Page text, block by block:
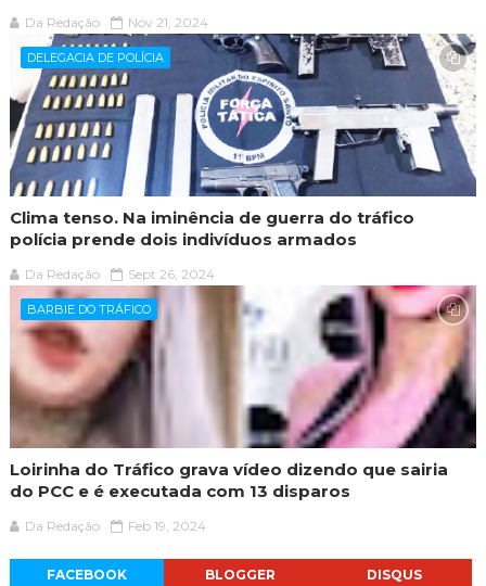
Da Redação Nov 21, 2024
DELEGACIA DE POLÍCIA
Clima tenso. Na iminência de guerra do tráfico
polícia prende dois indivíduos armados
Da Redação Sept 26, 2024
BARBIE DO TRÁFICO
Loirinha do Tráfico grava vídeo dizendo que sairia
do PCC e é executada com 13 disparos
Da Redação Feb 19, 2024
FACEBOOK BLOGGER DISQUS